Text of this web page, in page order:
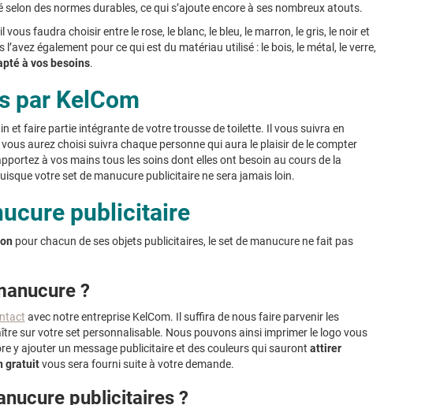
des normes durables, ce qui s’ajoute encore à ses nombreux atouts.
faudra choisir entre le rose, le blanc, le bleu, le marron, le gris, le noir et
également pour ce qui est du matériau utilisé : le bois, le métal, le verre,
à vos besoins.
par KelCom
et faire partie intégrante de votre trousse de toilette. Il vous suivra en
aurez choisi suivra chaque personne qui aura le plaisir de le compter
à vos mains tous les soins dont elles ont besoin au cours de la
votre set de manucure publicitaire ne sera jamais loin.
publicitaire
pour chacun de ses objets publicitaires, le set de manucure ne fait pas
?
avec notre entreprise KelCom. Il suffira de nous faire parvenir les
sur votre set personnalisable. Nous pouvons ainsi imprimer le logo vous
y ajouter un message publicitaire et des couleurs qui sauront attirer
gratuitvous sera fourni suite à votre demande.
publicitaires ?